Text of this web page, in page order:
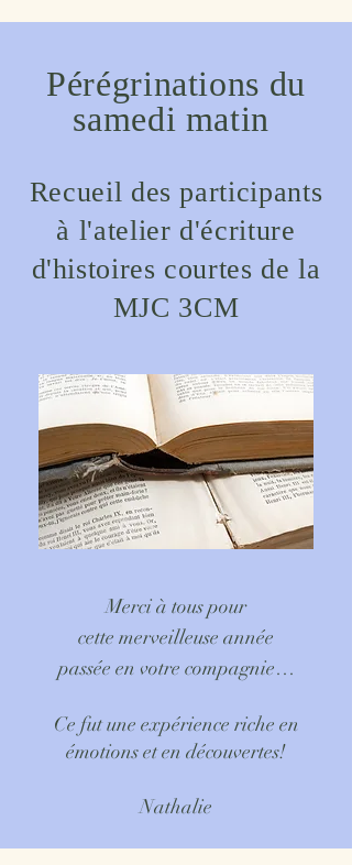
Pérégrinations du
samedi matin
Recueil des participants
à l'atelier d'écriture
d'histoires courtes de la
MJC 3CM
Merci à tous pour
cette merveilleuse année
passée en votre compagnie…
Ce fut une expérience riche en
émotions et en découvertes!
Nathalie